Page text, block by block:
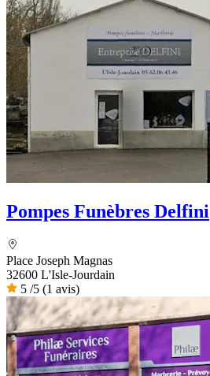
Pompes Funèbres Delfini
Place Joseph Magnas
32600 L'Isle-Jourdain
5 /5 (1 avis)